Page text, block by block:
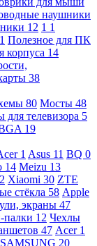
наушники
12 1 1
1 Полезное для ПК
корпуса 14
38
80 Мосты 48
для телевизора 5
19
1 Asus 11 BQ 0
14 Meizu 13
Xiaomi 30 ZTE
стёкла 58 Apple
экраны 47
палки 12 Чехлы
47 Acer 1
SAMSUNG 20